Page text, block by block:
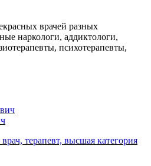
врачей разных
наркологи, аддиктологи,
психотерапевты,
терапевт, высшая категория